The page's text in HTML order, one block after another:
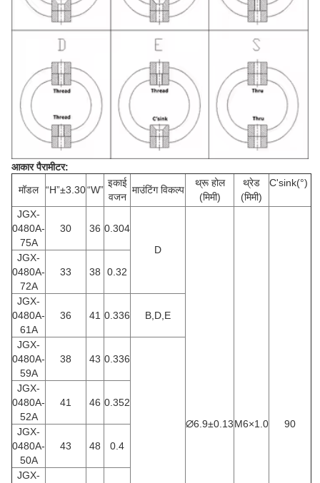
आकार पैरामीटर:
मॉडल
“H”±3.30“W”
इकाई
वजन
माउंटिंग विकल्प
थ्रू होल
(मिमी)
थ्रेड
(मिमी)
C'sink(°)
JGX-
0480A-
75A
30 36 0.304
D
∅6.9±0.13M6×1.0 90
JGX-
0480A-
72A
33 38 0.32
JGX-
0480A-
61A
36 41 0.336 B,D,E
JGX-
0480A-
59A
38 43 0.336
JGX-
0480A-
52A
41 46 0.352
JGX-
0480A-
50A
43 48 0.4
JGX-